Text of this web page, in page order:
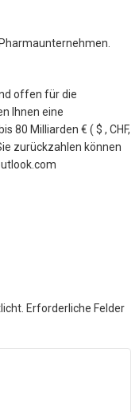
offen für die
Ihnen eine
80 Milliarden € ( $ , CHF,
zurückzahlen können
Erforderliche Felder